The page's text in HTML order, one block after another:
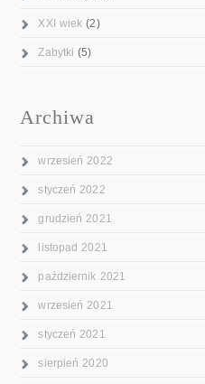
XXI wiek (2)
Zabytki (5)
Archiwa
wrzesień 2022
styczeń 2022
grudzień 2021
listopad 2021
październik 2021
wrzesień 2021
styczeń 2021
sierpień 2020